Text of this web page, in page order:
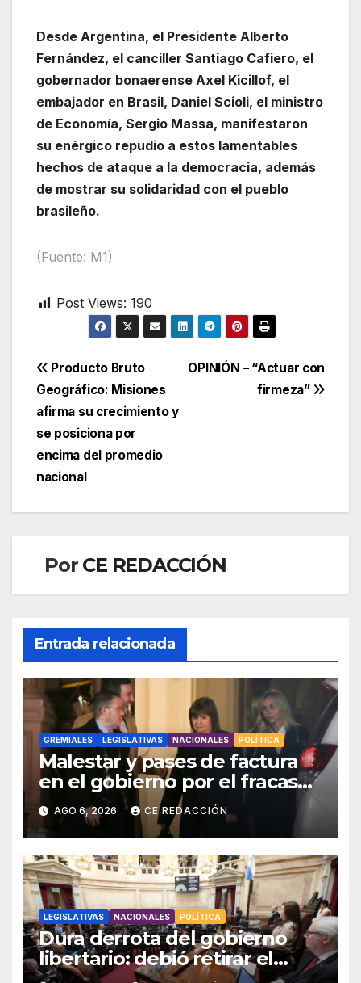
Desde Argentina, el Presidente Alberto
Fernández, el canciller Santiago Cafiero, el
gobernador bonaerense Axel Kicillof, el
embajador en Brasil, Daniel Scioli, el ministro
de Economía, Sergio Massa, manifestaron
su enérgico repudio a estos lamentables
hechos de ataque a la democracia, además
de mostrar su solidaridad con el pueblo
brasileño.
(Fuente: M1)
Post Views: 190
Navegación
de
entradas
OPINIÓN – “Actuar con
firmeza”
Producto Bruto
Geográfico: Misiones
afirma su crecimiento y
se posiciona por
encima del promedio
nacional
Por CE REDACCIÓN
Entrada relacionada
GREMIALES LEGISLATIVAS NACIONALES POLÍTICA
Malestar y pases de factura
en el gobierno por el fracaso
con la ley de Tierras –
Movilizaciones y protestas
escalonadas
AGO 6, 2026 CE REDACCIÓN
LEGISLATIVAS NACIONALES POLÍTICA
Dura derrota del gobierno
libertario: debió retirar el
capítulo de extranjerización